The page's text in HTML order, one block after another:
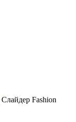
Слайдер Fashion